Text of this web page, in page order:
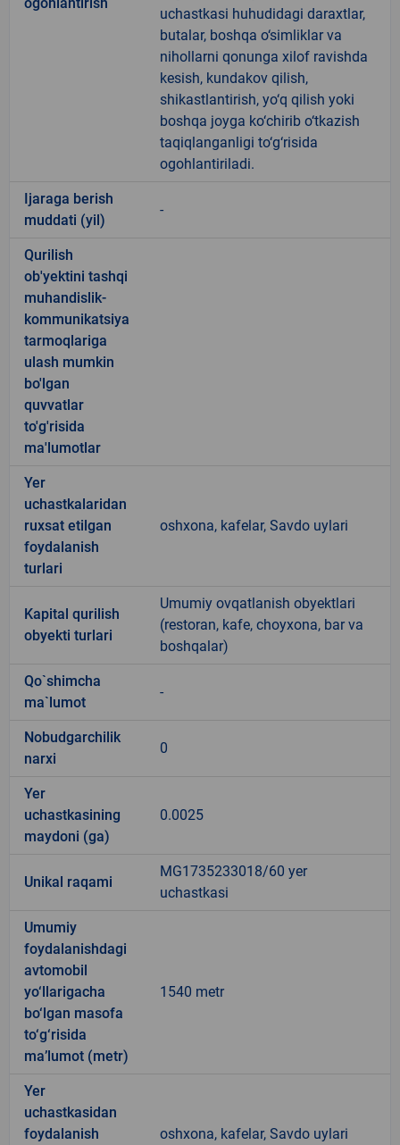
uchastkasi huhudidagi daraxtlar,
butalar, boshqa o‘simliklar va
nihollarni qonunga xilof ravishda
kesish, kundakov qilish,
shikastlantirish, yo‘q qilish yoki
boshqa joyga ko‘chirib o‘tkazish
taqiqlanganligi to‘g‘risida
ogohlantiriladi.
Ijaraga berish
muddati (yil)
-
Qurilish
ob'yektini tashqi
muhandislik-
kommunikatsiya
tarmoqlariga
ulash mumkin
bo'lgan
quvvatlar
to'g'risida
ma'lumotlar
Yer
uchastkalaridan
ruxsat etilgan
foydalanish
turlari
oshxona, kafelar, Savdo uylari
Kapital qurilish
obyekti turlari
Umumiy ovqatlanish obyektlari
(restoran, kafe, choyxona, bar va
boshqalar)
Qo`shimcha
ma`lumot
-
Nobudgarchilik
narxi
0
Yer
uchastkasining
maydoni (ga)
0.0025
Unikal raqami
MG1735233018/60 yer
uchastkasi
Umumiy
foydalanishdagi
avtomobil
yo‘llarigacha
bo‘lgan masofa
to‘g‘risida
ma’lumot (metr)
1540 metr
Yer
uchastkasidan
foydalanish
oshxona, kafelar, Savdo uylari